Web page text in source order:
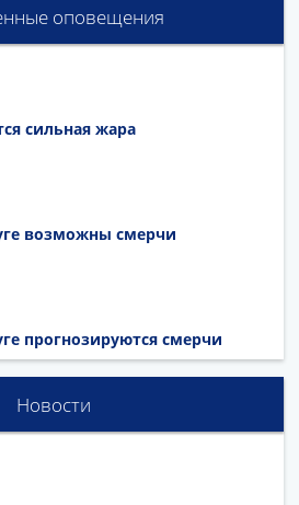
оповещения
сильная жара
возможны смерчи
прогнозируются смерчи
Новости